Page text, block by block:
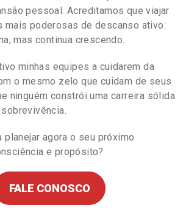
pessoal. Acreditamos que viajar
mais poderosas de descanso ativo:
mas continua crescendo.
minhas equipes a cuidarem da
o mesmo zelo que cuidam de seus
ninguém constrói uma carreira sólida
planejar agora o seu próximo
e propósito?
FALE CONOSCO